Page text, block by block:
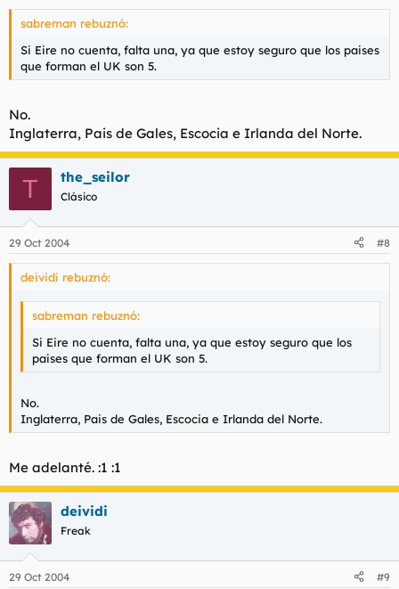
sabreman rebuznó:
Si Eire no cuenta, falta una, ya que estoy seguro que los paises
que forman el UK son 5.
No.
Inglaterra, Pais de Gales, Escocia e Irlanda del Norte.
T the_seilor
Clásico
29 Oct 2004 #8
deividi rebuznó:
sabreman rebuznó:
Si Eire no cuenta, falta una, ya que estoy seguro que los
paises que forman el UK son 5.
No.
Inglaterra, Pais de Gales, Escocia e Irlanda del Norte.
Me adelanté. :1 :1
deividi
Freak
29 Oct 2004 #9